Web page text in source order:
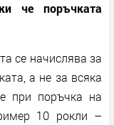
че поръчката
се начислява за
а не за всяка
при поръчка на
10 рокли –